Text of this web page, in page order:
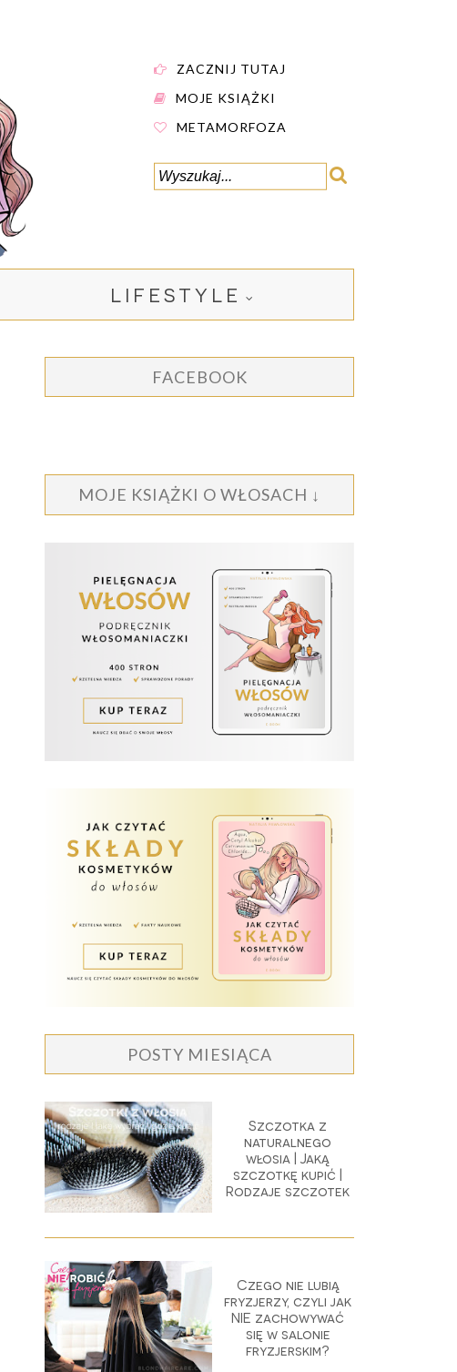
ZACZNIJ TUTAJ
MOJE KSIĄŻKI
METAMORFOZA
LIFESTYLE
FACEBOOK
MOJE KSIĄŻKI O WŁOSACH ↓
POSTY MIESIĄCA
Szczotka z
naturalnego
włosia | Jaką
szczotkę kupić |
Rodzaje szczotek
Czego nie lubią
fryzjerzy, czyli jak
NIE zachowywać
się w salonie
fryzjerskim?